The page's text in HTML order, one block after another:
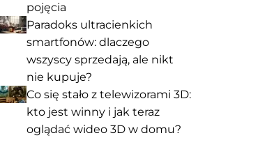
pojęcia
Paradoks ultracienkich
smartfonów: dlaczego
wszyscy sprzedają, ale nikt
nie kupuje?
Co się stało z telewizorami 3D:
kto jest winny i jak teraz
oglądać wideo 3D w domu?